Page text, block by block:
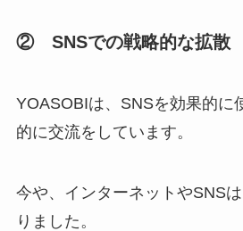
② SNSでの戦略的な拡散
YOASOBIは、SNSを効果的に
的に交流をしています。
今や、インターネットやSNS
りました。